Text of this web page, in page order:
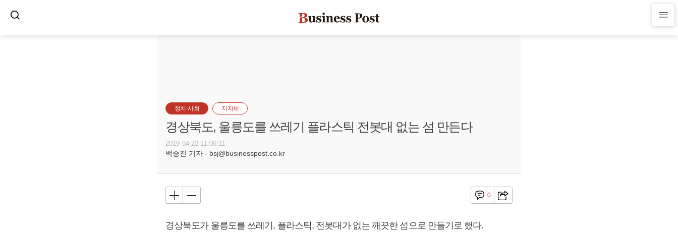
정치·사회 지자체
경상북도, 울릉도를 쓰레기 플라스틱 전봇대 없는 섬 만든다
2019-04-22 11:06:11
백승진 기자 - bsj@businesspost.co.kr
0
경상북도가 울릉도를 쓰레기, 플라스틱, 전봇대가 없는 깨끗한 섬으로 만들기로 했다.